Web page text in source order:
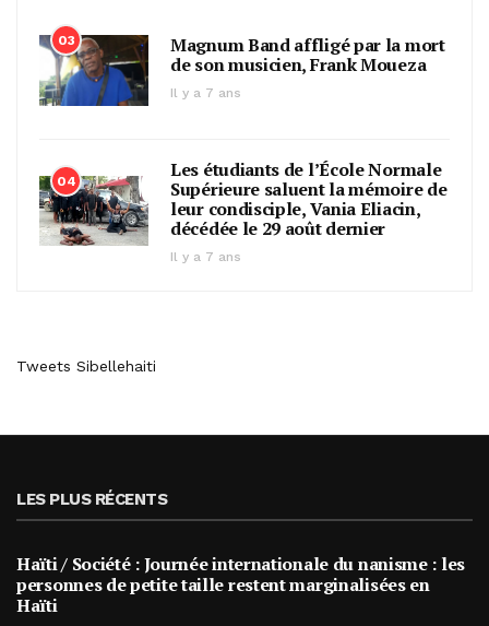
03
Magnum Band affligé par la mort
de son musicien, Frank Moueza
Il y a 7 ans
04
Les étudiants de l’École Normale
Supérieure saluent la mémoire de
leur condisciple, Vania Eliacin,
décédée le 29 août dernier
Il y a 7 ans
Tweets Sibellehaiti
LES PLUS RÉCENTS
Haïti / Société : Journée internationale du nanisme : les
personnes de petite taille restent marginalisées en
Haïti